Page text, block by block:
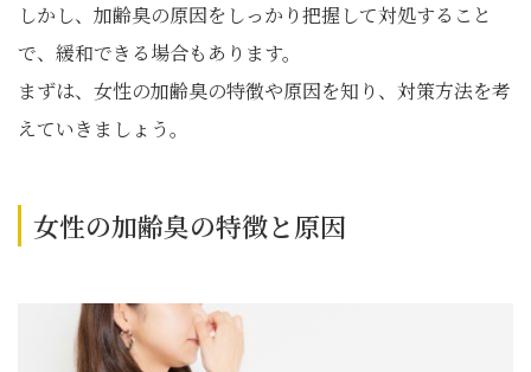
しかし、加齢臭の原因をしっかり把握して対処すること
で、緩和できる場合もあります。
まずは、女性の加齢臭の特徴や原因を知り、対策方法を考
えていきましょう。
女性の加齢臭の特徴と原因